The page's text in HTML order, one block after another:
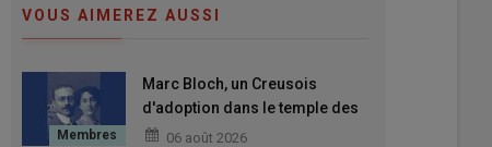
VOUS AIMEREZ AUSSI
Marc Bloch, un Creusois
d'adoption dans le temple des
grands Hommes
06 août 2026